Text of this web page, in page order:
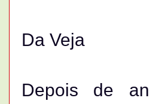
Da Veja
Depois de